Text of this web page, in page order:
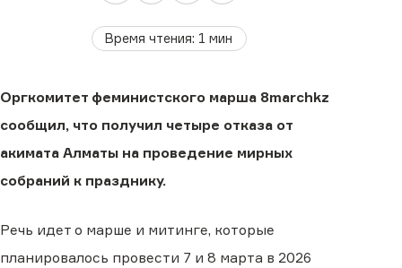
Время чтения: 1 мин
Оргкомитет феминистского марша 8marchkz
сообщил, что получил четыре отказа от
акимата Алматы на проведение мирных
собраний к празднику.
Речь идет о марше и митинге, которые
планировалось провести 7 и 8 марта в 2026